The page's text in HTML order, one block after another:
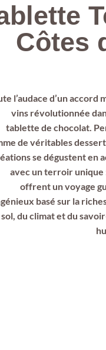
Côtes
l’audace d’un accord
vins révolutionnée
tablette de chocolat.
de véritables
se dégustent en
avec un terroir unique
offrent un voyage
basé sur la
sol, du climat et du
LIVRAISON
OFFERTE
Pour toute commande en
France métropolitaine dès